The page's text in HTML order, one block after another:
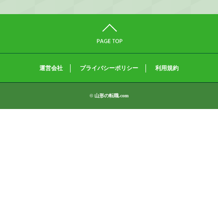
運営会社 プライバシーポリシー 利用規約
© 山形の転職.com